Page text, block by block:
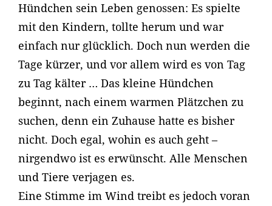
Hündchen sein Leben genossen: Es spielte
mit den Kindern, tollte herum und war
einfach nur glücklich. Doch nun werden die
Tage kürzer, und vor allem wird es von Tag
zu Tag kälter … Das kleine Hündchen
beginnt, nach einem warmen Plätzchen zu
suchen, denn ein Zuhause hatte es bisher
nicht. Doch egal, wohin es auch geht –
nirgendwo ist es erwünscht. Alle Menschen
und Tiere verjagen es.
Eine Stimme im Wind treibt es jedoch voran